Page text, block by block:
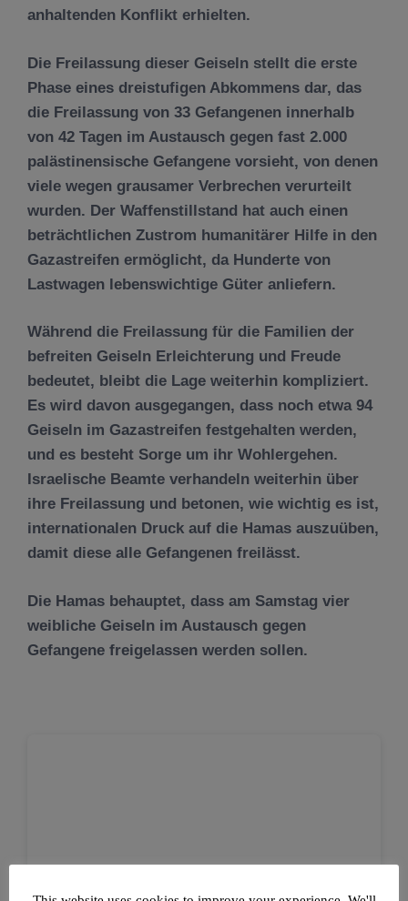
anhaltenden Konflikt erhielten.
Die Freilassung dieser Geiseln stellt die erste
Phase eines dreistufigen Abkommens dar, das
die Freilassung von 33 Gefangenen innerhalb
von 42 Tagen im Austausch gegen fast 2.000
palästinensische Gefangene vorsieht, von denen
viele wegen grausamer Verbrechen verurteilt
wurden. Der Waffenstillstand hat auch einen
beträchtlichen Zustrom humanitärer Hilfe in den
Gazastreifen ermöglicht, da Hunderte von
Lastwagen lebenswichtige Güter anliefern.
Während die Freilassung für die Familien der
befreiten Geiseln Erleichterung und Freude
bedeutet, bleibt die Lage weiterhin kompliziert.
Es wird davon ausgegangen, dass noch etwa 94
Geiseln im Gazastreifen festgehalten werden,
und es besteht Sorge um ihr Wohlergehen.
Israelische Beamte verhandeln weiterhin über
ihre Freilassung und betonen, wie wichtig es ist,
internationalen Druck auf die Hamas auszuüben,
damit diese alle Gefangenen freilässt.
Die Hamas behauptet, dass am Samstag vier
weibliche Geiseln im Austausch gegen
Gefangene freigelassen werden sollen.